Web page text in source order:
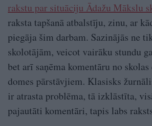
rakstu par situāciju Ādažu Mākslu
raksta tapšanā atbalstīju, zinu, ar
piegāja šim darbam. Sazinājās ne
skolotājām, veicot vairāku stundu
bet arī saņēma komentāru no
domes pārstāvjiem. Klasisks
ir atrasta problēma, tā izklāstīta,
pajautāti komentāri, tapis labs